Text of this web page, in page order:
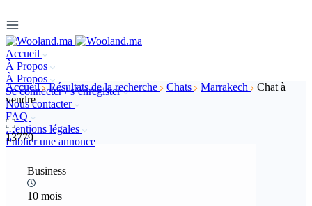
Accueil
À Propos
À Propos
Se connecter / s’enregister
Nous contacter
FAQ
Mentions légales
Publier une annonce
Accueil Résultats de la recherche Chats Marrakech
Chat à
vendre
13779
Business
10 mois